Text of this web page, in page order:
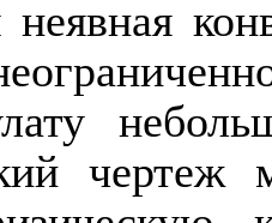
неявная
чертеж